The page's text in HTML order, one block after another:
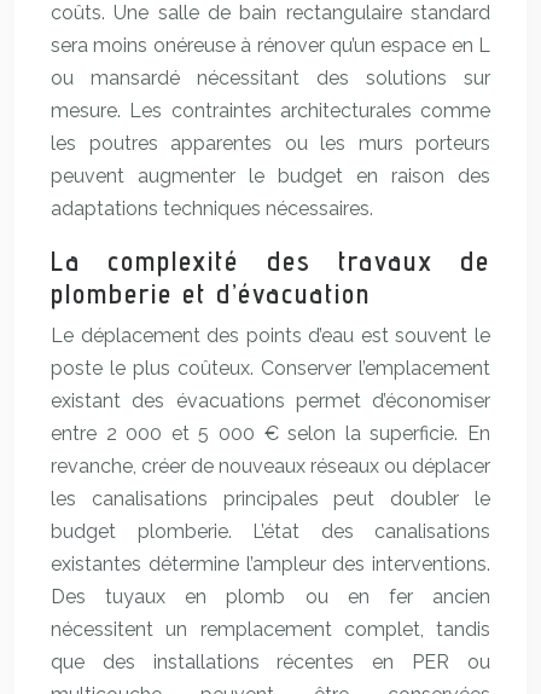
coûts. Une salle de bain rectangulaire standard
sera moins onéreuse à rénover qu’un espace en L
ou mansardé nécessitant des solutions sur
mesure. Les contraintes architecturales comme
les poutres apparentes ou les murs porteurs
peuvent augmenter le budget en raison des
adaptations techniques nécessaires.
La complexité des travaux de
plomberie et d’évacuation
Le déplacement des points d’eau est souvent le
poste le plus coûteux. Conserver l’emplacement
existant des évacuations permet d’économiser
entre 2 000 et 5 000 € selon la superficie. En
revanche, créer de nouveaux réseaux ou déplacer
les canalisations principales peut doubler le
budget plomberie. L’état des canalisations
existantes détermine l’ampleur des interventions.
Des tuyaux en plomb ou en fer ancien
nécessitent un remplacement complet, tandis
que des installations récentes en PER ou